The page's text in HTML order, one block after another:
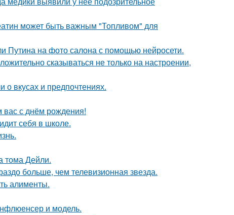
может быть важным "Топливом" для
Путина на фото салона с помощью нейросети.
сказываться не только на настроении,
вкусах и предпочтениях.
с днём рождения!
себя в школе.
тома Дейли.
больше, чем телевизионная звезда.
алименты.
и модель.